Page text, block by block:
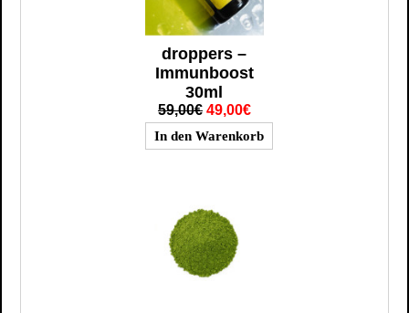
droppers –
Immunboost
30ml
59,00€ 49,00€